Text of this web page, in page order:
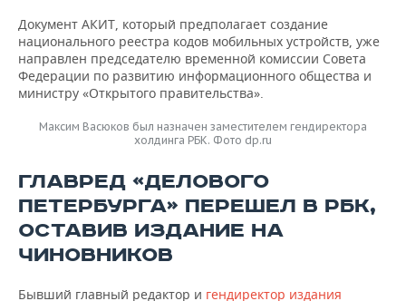
Документ АКИТ, который предполагает создание
национального реестра кодов мобильных устройств, уже
направлен председателю временной комиссии Совета
Федерации по развитию информационного общества и
министру «Открытого правительства».
Максим Васюков был назначен заместителем гендиректора
холдинга РБК. Фото dp.ru
ГЛАВРЕД «ДЕЛОВОГО
ПЕТЕРБУРГА» ПЕРЕШЕЛ В РБК,
ОСТАВИВ ИЗДАНИЕ НА
ЧИНОВНИКОВ
Бывший главный редактор и гендиректор издания